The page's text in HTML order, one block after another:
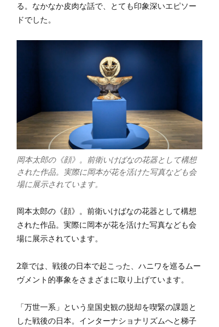
る。なかなか皮肉な話で、とても印象深いエピソー
ドでした。
岡本太郎の《顔》。前衛いけばなの花器として構想
された作品。実際に岡本が花を活けた写真なども会
場に展示されています。
岡本太郎の《顔》。前衛いけばなの花器として構想
された作品。実際に岡本が花を活けた写真なども会
場に展示されています。
2章では、戦後の日本で起こった、ハニワを巡るムー
ヴメント的事象をさまざまに取り上げています。
「万世一系」という皇国史観の脱却を喫緊の課題と
した戦後の日本。インターナショナリズムへと梯子